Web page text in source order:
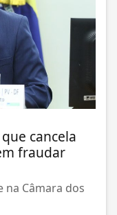
cancela
fraudar
na Câmara dos